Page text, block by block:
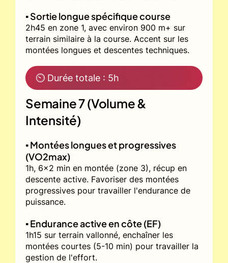
▪️ Sortie longue spécifique course
2h45 en zone 1, avec environ 900 m+ sur
terrain similaire à la course. Accent sur les
montées longues et descentes techniques.
⏲ Durée totale : 5h
Semaine 7 (Volume &
Intensité)
▪️ Montées longues et progressives
(VO2max)
1h, 6x2 min en montée (zone 3), récup en
descente active. Favoriser des montées
progressives pour travailler l'endurance de
puissance.
▪️ Endurance active en côte (EF)
1h15 sur terrain vallonné, enchaîner les
montées courtes (5-10 min) pour travailler la
gestion de l'effort.